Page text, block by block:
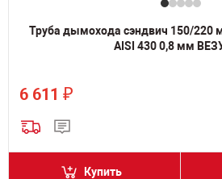
Труба дымохода сэндвич 150/220
AISI 430 0,8 мм
6 611 ₽
Купить